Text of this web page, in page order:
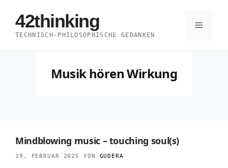
Inhalt
springen
42thinking
TECHNISCH-PHILOSOPHISCHE GEDANKEN
Menü
Musik hören Wirkung
Mindblowing music – touching soul(s)
19. FEBRUAR 2025 VON GUDERA